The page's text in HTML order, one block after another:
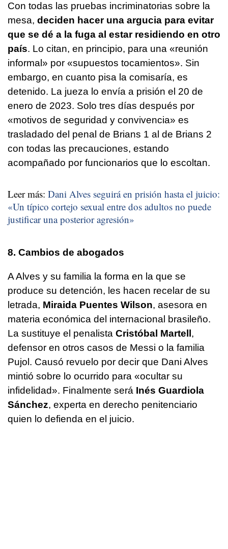
Con todas las pruebas incriminatorias sobre la
mesa, deciden hacer una argucia para evitar
que se dé a la fuga al estar residiendo en otro
país. Lo citan, en principio, para una «reunión
informal» por «supuestos tocamientos». Sin
embargo, en cuanto pisa la comisaría, es
detenido. La jueza lo envía a prisión el 20 de
enero de 2023. Solo tres días después por
«motivos de seguridad y convivencia» es
trasladado del penal de Brians 1 al de Brians 2
con todas las precauciones, estando
acompañado por funcionarios que lo escoltan.
Leer más: Dani Alves seguirá en prisión hasta el juicio:
«Un típico cortejo sexual entre dos adultos no puede
justificar una posterior agresión»
8. Cambios de abogados
A Alves y su familia la forma en la que se
produce su detención, les hacen recelar de su
letrada, Miraida Puentes Wilson, asesora en
materia económica del internacional brasileño.
La sustituye el penalista Cristóbal Martell ,
defensor en otros casos de Messi o la familia
Pujol. Causó revuelo por decir que Dani Alves
mintió sobre lo ocurrido para «ocultar su
infidelidad». Finalmente será Inés Guardiola
Sánchez, experta en derecho penitenciario
quien lo defienda en el juicio.